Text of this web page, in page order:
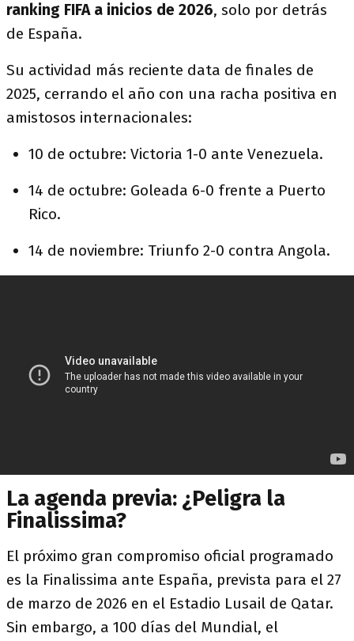
ranking FIFA a inicios de 2026, solo por detrás
de España.
Su actividad más reciente data de finales de
2025, cerrando el año con una racha positiva en
amistosos internacionales:
10 de octubre: Victoria 1-0 ante Venezuela.
14 de octubre: Goleada 6-0 frente a Puerto
Rico.
14 de noviembre: Triunfo 2-0 contra Angola.
La agenda previa: ¿Peligra la
Finalissima?
El próximo gran compromiso oficial programado
es la Finalissima ante España, prevista para el 27
de marzo de 2026 en el Estadio Lusail de Qatar.
Sin embargo, a 100 días del Mundial, el